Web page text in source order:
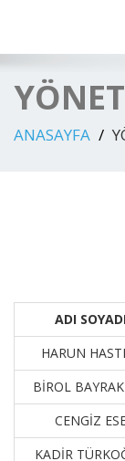
ANASAYFA
ADI
HARUN
BİROL
CENGİZ
KADİR